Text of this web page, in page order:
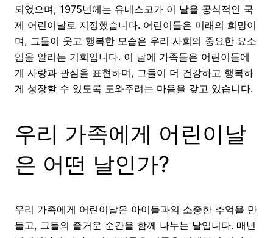
되었으며, 1975년에는 유네스코가 이 날을 공식적인 국
제 어린이날로 지정했습니다. 어린이들은 미래의 희망이
며, 그들이 웃고 행복한 모습은 우리 사회의 중요한 요소
임을 알리는 기회입니다. 이 날에 가족들은 어린이들에
게 사랑과 관심을 표현하며, 그들이 더 건강하고 행복하
게 성장할 수 있도록 도와주려는 마음을 갖고 있습니다.
우리 가족에게 어린이날
은 어떤 날인가?
우리 가족에게 어린이날은 아이들과의 소중한 추억을 만
들고, 그들의 즐거운 순간을 함께 나누는 날입니다. 매년